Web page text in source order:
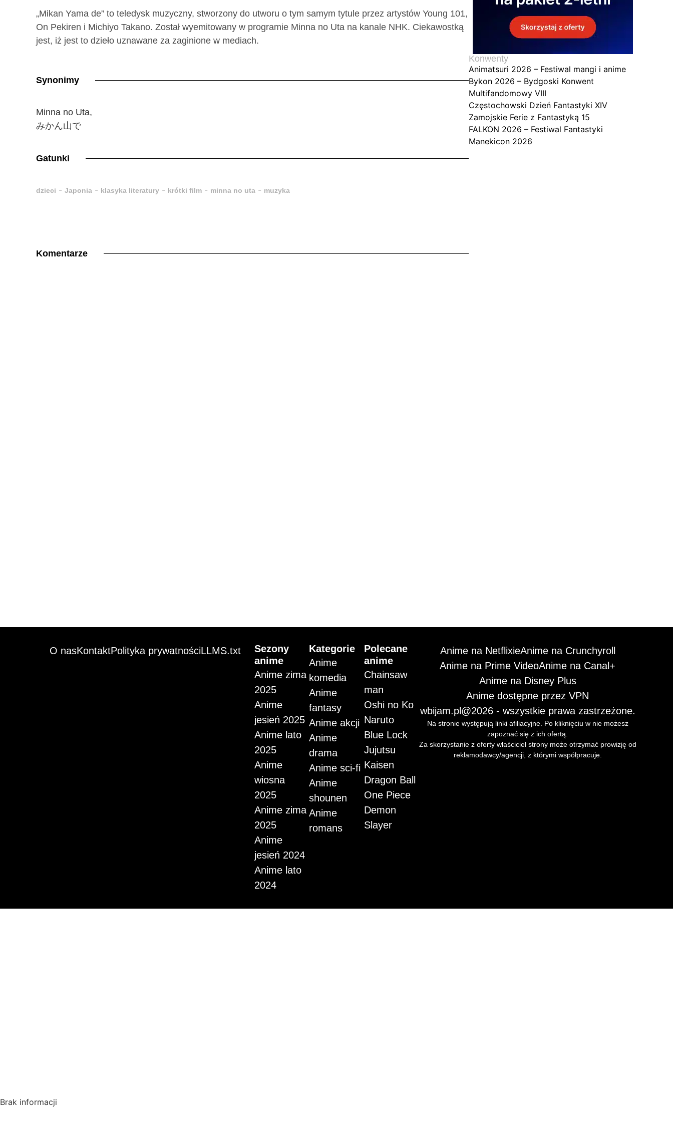
„Mikan Yama de” to teledysk muzyczny, stworzony do utworu o tym samym tytule przez artystów Young 101,
On Pekiren i Michiyo Takano. Został wyemitowany w programie Minna no Uta na kanale NHK. Ciekawostką
jest, iż jest to dzieło uznawane za zaginione w mediach.
Synonimy
Minna no Uta,
みかん山で
Gatunki
dzieci - Japonia - klasyka literatury - krótki film - minna no uta - muzyka
Komentarze
Konwenty
Animatsuri 2026 – Festiwal mangi i anime
Bykon 2026 – Bydgoski Konwent
Multifandomowy VIII
Częstochowski Dzień Fantastyki XIV
Zamojskie Ferie z Fantastyką 15
FALKON 2026 – Festiwal Fantastyki
Manekicon 2026
O nasKontaktPolityka prywatnościLLMS.txt
Sezony
anime
Anime zima
2025
Anime
jesień 2025
Anime lato
2025
Anime
wiosna
2025
Anime zima
2025
Anime
jesień 2024
Anime lato
2024
Kategorie
Anime
komedia
Anime
fantasy
Anime akcji
Anime
drama
Anime sci-fi
Anime
shounen
Anime
romans
Polecane
anime
Chainsaw
man
Oshi no Ko
Naruto
Blue Lock
Jujutsu
Kaisen
Dragon Ball
One Piece
Demon
Slayer
Anime na NetflixieAnime na Crunchyroll
Anime na Prime VideoAnime na Canal+
Anime na Disney Plus
Anime dostępne przez VPN
wbijam.pl@2026 - wszystkie prawa zastrzeżone.
Na stronie występują linki afiliacyjne. Po kliknięciu w nie możesz
zapoznać się z ich ofertą.
Za skorzystanie z oferty właściciel strony może otrzymać prowizję od
reklamodawcy/agencji, z którymi współpracuje.
Brak informacji